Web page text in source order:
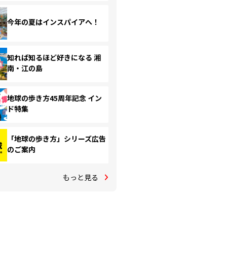
今年の夏はインスパイアへ！
知れば知るほど好きになる 湘
南・江の島
地球の歩き方45周年記念 イン
ド特集
「地球の歩き方」シリーズ広告
のご案内
もっと見る